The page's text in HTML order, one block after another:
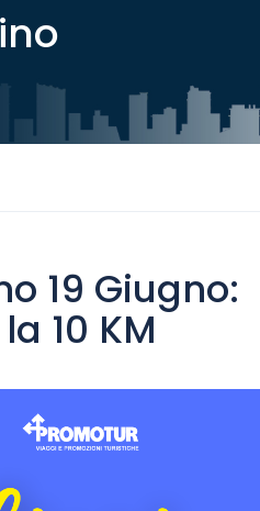
19 Giugno:
la 10 KM